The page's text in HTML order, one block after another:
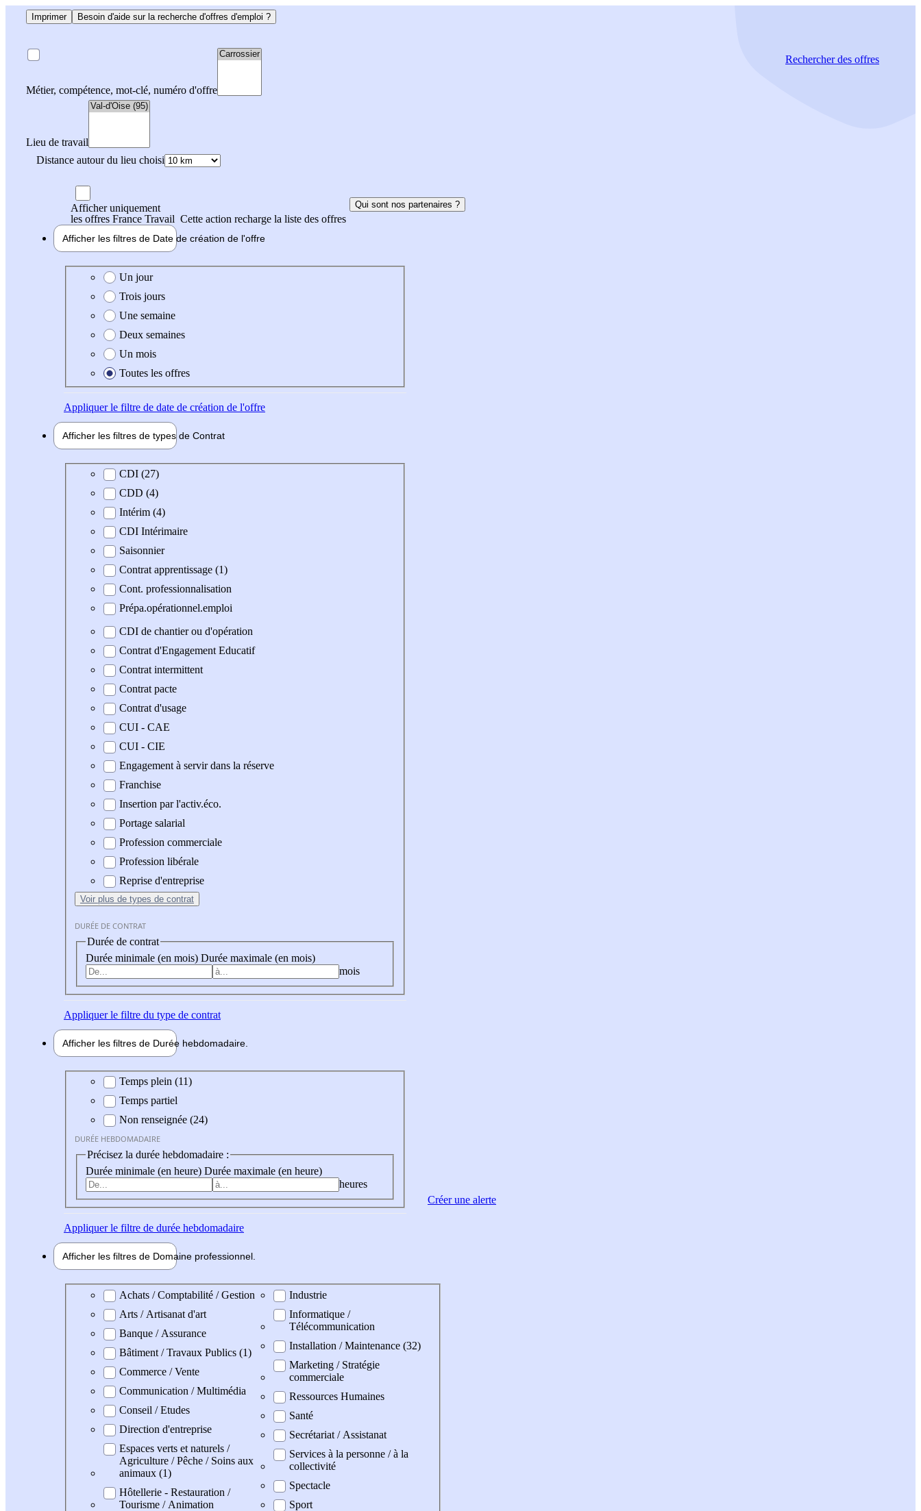
Imprimer Besoin d'aide sur la recherche d'offres d'emploi ?
Métier, compétence, mot-clé, numéro d'offre
Lieu de travail
Distance autour du lieu choisi
Rechercherdes offres
Afficher uniquement
les offres France Travail Cette action recharge la liste des offres
Qui sont nos partenaires ?
Afficher les filtres de Date de création de l'offre
Date de création de l'offre
Un jour
Trois jours
Une semaine
Deux semaines
Un mois
Toutes les offres
Appliquerle filtre de date de création de l'offre
Afficher les filtres de types de Contrat
Type de contratCDI (27)
CDD (4)
Intérim (4)
CDI Intérimaire
Saisonnier
Contrat apprentissage (1)
Cont. professionnalisation
Prépa.opérationnel.emploi
CDI de chantier ou d'opération
Contrat d'Engagement Educatif
Contrat intermittent
Contrat pacte
Contrat d'usage
CUI - CAE
CUI - CIE
Engagement à servir dans la réserve
Franchise
Insertion par l'activ.éco.
Portage salarial
Profession commerciale
Profession libérale
Reprise d'entreprise
Voir plus de types de contrat
DURÉE DE CONTRAT
Durée de contrat
Durée minimale (en mois) Durée maximale (en mois)
mois
Appliquerle filtre du type de contrat
Afficher les filtres de Durée hebdomadaire
Durée hebdomadaire
Temps plein (11)
Temps partiel
Non renseignée (24)
DURÉE HEBDOMADAIRE
Précisez la durée hebdomadaire :
Durée minimale (en heure) Durée maximale (en heure)
heures
Appliquerle filtre de durée hebdomadaire
Afficher les filtres de Domaine professionnel
Domaine professionel
Achats / Comptabilité / Gestion
Arts / Artisanat d'art
Banque / Assurance
Bâtiment / Travaux Publics (1)
Commerce / Vente
Communication / Multimédia
Conseil / Etudes
Direction d'entreprise
Espaces verts et naturels /
Agriculture / Pêche / Soins aux
animaux (1)
Hôtellerie - Restauration /
Tourisme / Animation
Industrie
Informatique /
Télécommunication
Installation / Maintenance (32)
Marketing / Stratégie
commerciale
Ressources Humaines
Santé
Secrétariat / Assistanat
Services à la personne / à la
collectivité
Spectacle
Sport
Créer une alerte